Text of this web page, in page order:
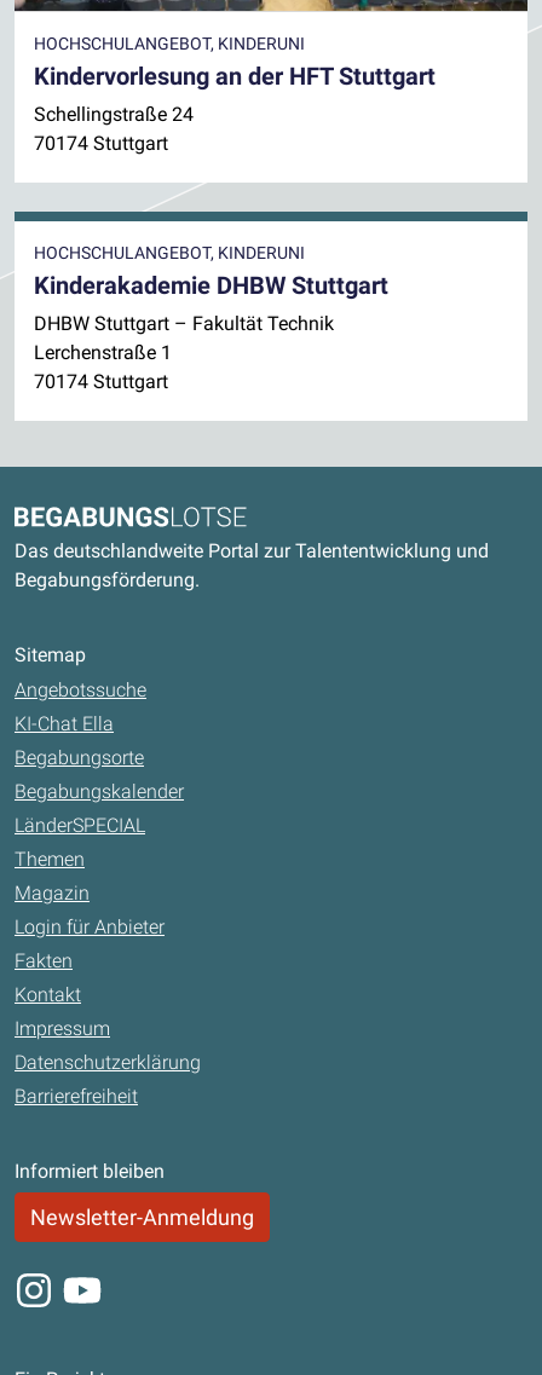
HOCHSCHULANGEBOT, KINDERUNI
Kindervorlesung an der HFT Stuttgart
Schellingstraße 24
70174 Stuttgart
HOCHSCHULANGEBOT, KINDERUNI
Kinderakademie DHBW Stuttgart
DHBW Stuttgart – Fakultät Technik
Lerchenstraße 1
70174 Stuttgart
Begabungslotse
Das deutschlandweite Portal zur Talententwicklung und
Begabungsförderung.
Sitemap
Angebotssuche
KI-Chat Ella
Begabungsorte
Begabungskalender
LänderSPECIAL
Themen
Magazin
Login für Anbieter
Fakten
Kontakt
Impressum
Datenschutzerklärung
Barrierefreiheit
Informiert bleiben
Newsletter-Anmeldung
Instagram
Youtube